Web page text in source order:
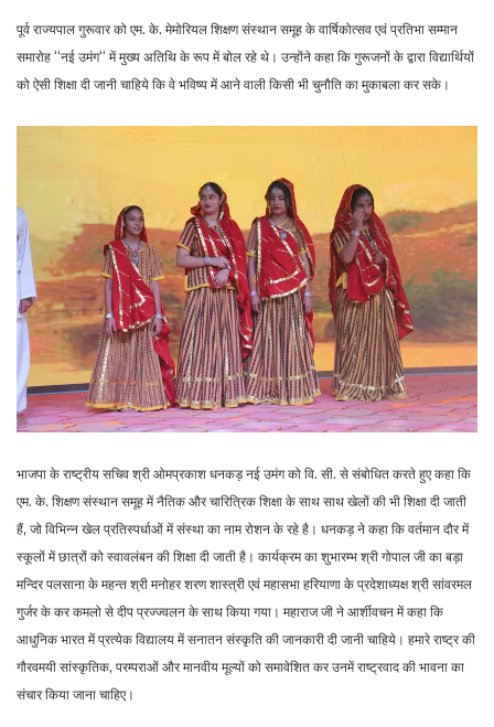
पूर्व राज्यपाल गुरूवार को एम. के. मेमोरियल शिक्षण संस्थान समूह के वार्षिकोत्सव एवं प्रतिभा सम्मान
समारोह ‘‘नई उमंग‘‘ में मुख्य अतिथि के रूप में बोल रहे थे। उन्होंने कहा कि गुरूजनों के द्वारा विद्यार्थियों
को ऐसी शिक्षा दी जानी चाहिये कि वे भविष्य में आने वाली किसी भी चुनौति का मुकाबला कर सके।
भाजपा के राष्ट्रीय सचिव श्री ओमप्रकाश धनकड़ नई उमंग को वि. सी. से संबोधित करते हुए कहा कि
एम. के. शिक्षण संस्थान समूह में नैतिक और चारित्रिक शिक्षा के साथ साथ खेलों की भी शिक्षा दी जाती
हैं, जो विभिन्न खेल प्रतिस्पर्धाओं में संस्था का नाम रोशन के रहे है। धनकड़ ने कहा कि वर्तमान दौर में
स्कूलों में छात्रों को स्वावलंबन की शिक्षा दी जाती है। कार्यक्रम का शुभारम्भ श्री गोपाल जी का बड़ा
मन्दिर पलसाना के महन्त श्री मनोहर शरण शास्त्री एवं महासभा हरियाणा के प्रदेशाध्यक्ष श्री सांवरमल
गुर्जर के कर कमलो से दीप प्रज्ज्वलन के साथ किया गया। महाराज जी ने आर्शीवचन में कहा कि
आधुनिक भारत में प्रत्येक विद्यालय में सनातन संस्कृति की जानकारी दी जानी चाहिये। हमारे राष्ट्र की
गौरवमयी सांस्कृतिक, परम्पराओं और मानवीय मूल्यों को समावेशित कर उनमें राष्ट्रवाद की भावना का
संचार किया जाना चाहिए।